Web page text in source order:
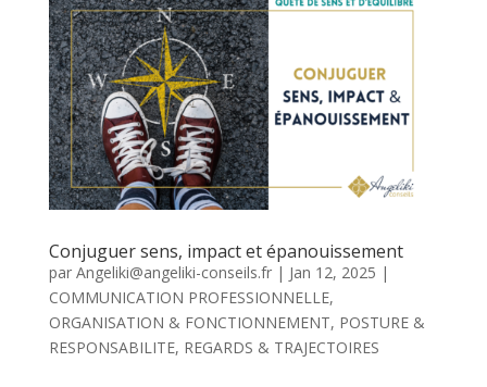
Conjuguer sens, impact et épanouissement
par Angeliki@angeliki-conseils.fr| Jan 12, 2025 |
COMMUNICATION PROFESSIONNELLE,
ORGANISATION & FONCTIONNEMENT, POSTURE &
RESPONSABILITE, REGARDS & TRAJECTOIRES